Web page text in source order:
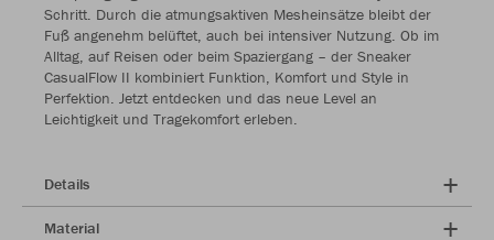
Schritt. Durch die atmungsaktiven Mesheinsätze bleibt der
Fuß angenehm belüftet, auch bei intensiver Nutzung. Ob im
Alltag, auf Reisen oder beim Spaziergang – der Sneaker
CasualFlow II kombiniert Funktion, Komfort und Style in
Perfektion. Jetzt entdecken und das neue Level an
Leichtigkeit und Tragekomfort erleben.
Details
Material